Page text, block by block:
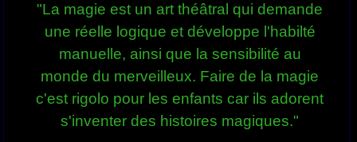
"La magie est un art théâtral qui demande
une réelle logique et développe l'habilté
manuelle, ainsi que la sensibilité au
monde du merveilleux. Faire de la magie
c'est rigolo pour les enfants car ils adorent
s'inventer des histoires magiques."